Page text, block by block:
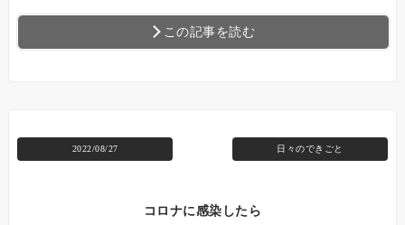
この記事を読む
2022/08/27 日々のできごと
コロナに感染したら